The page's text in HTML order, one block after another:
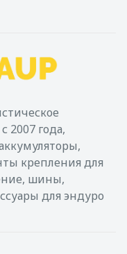
2007 года,
крепления для
шины,
для эндуро